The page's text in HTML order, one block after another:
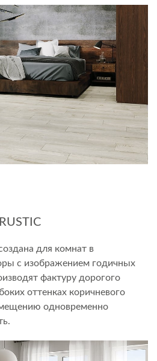
для комнат в
с изображением годичных
фактуру дорогого
оттенках коричневого
одновременно